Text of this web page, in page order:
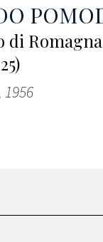
di Romagna